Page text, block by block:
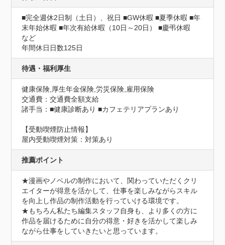
■完全週休2日制（土日）、祝日 ■GW休暇 ■夏季休暇 ■年
末年始休暇 ■年次有給休暇（10日～20日） ■慶弔休暇
など
年間休日日数125日
待遇・福利厚生
健康保険,厚生年金保険,労災保険,雇用保険
交通費：交通費全額支給
諸手当：■健康診断あり ■カフェテリアプランあり
【受動喫煙防止情報】
屋内受動喫煙対策：対策あり
推薦ポイント
★漫画やノベルの制作において、関わっていただくクリ
エイターが得意を活かして、仕事を楽しみながらスキル
を向上し作品の制作活動を行っていける環境です。
★もちろん私たち編集スタッフ自身も、より多くの方に
作品を届けるために自分の得意・好きを活かして楽しみ
ながら仕事をしていきたいと思っています。